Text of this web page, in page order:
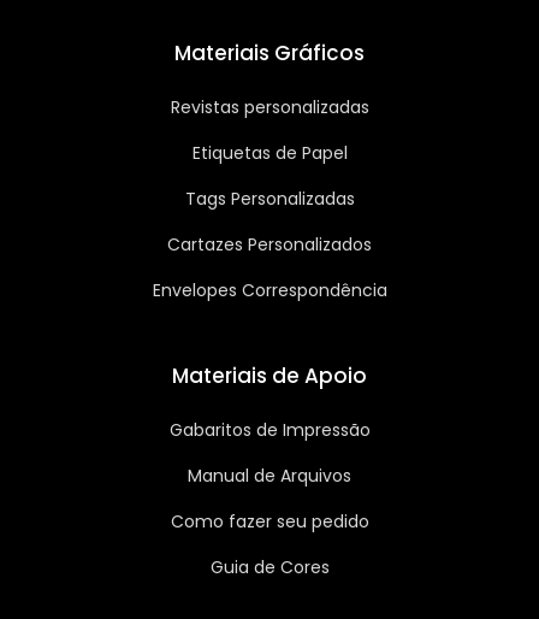
Materiais Gráficos
Revistas personalizadas
Etiquetas de Papel
Tags Personalizadas
Cartazes Personalizados
Envelopes Correspondência
Materiais de Apoio
Gabaritos de Impressão
Manual de Arquivos
Como fazer seu pedido
Guia de Cores